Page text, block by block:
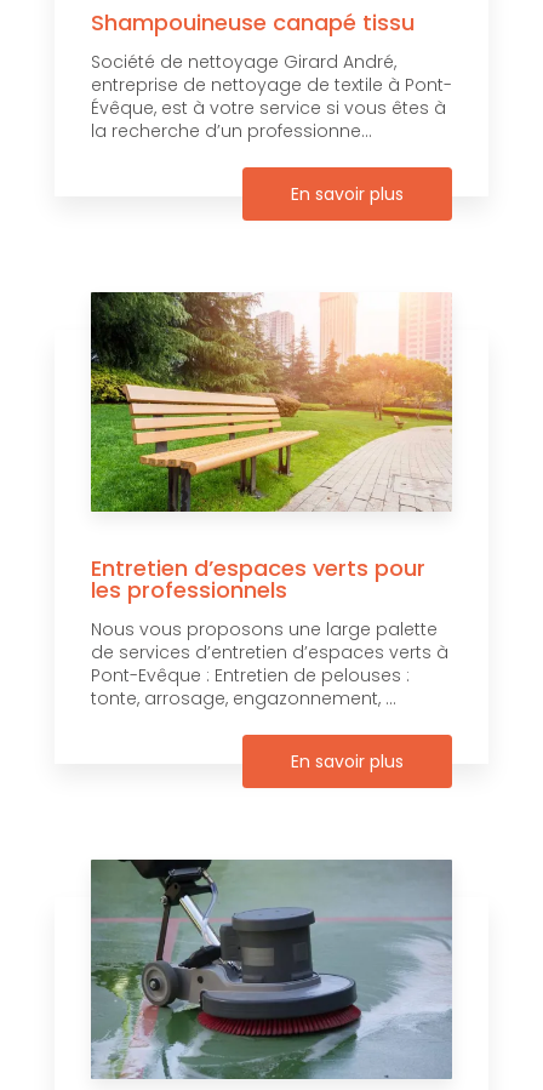
Shampouineuse canapé tissu
Société de nettoyage Girard André,
entreprise de nettoyage de textile à Pont-
Évêque, est à votre service si vous êtes à
la recherche d’un professionne...
En savoir plus
Entretien d’espaces verts pour
les professionnels
Nous vous proposons une large palette
de services d’entretien d’espaces verts à
Pont-Evêque : Entretien de pelouses :
tonte, arrosage, engazonnement, ...
En savoir plus